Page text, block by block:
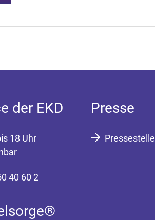
der EKD
18 Uhr
40 60 2
Presse
Pressestelle